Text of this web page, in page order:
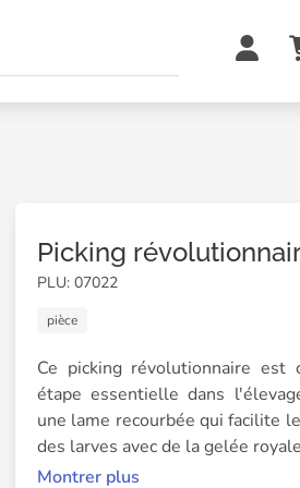
Picking
PLU: 07022
pièce
Ce picking révolutionnaire est
étape essentielle dans
une lame recourbée qui facilite
des larves avec de la gelée
Montrer plus